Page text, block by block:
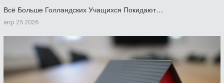
Всё Больше Голландских Учащихся Покидают…
апр 25 2026